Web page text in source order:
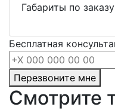
Габариты по заказу
Бесплатная
Перезвоните мне
Смотрите